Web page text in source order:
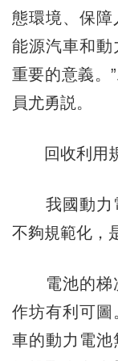
態環境、保障
能源汽車和動
重要的意義。
員尤勇説。
回收利用規
我國動力電
不夠規範化，
電池的梯次
作坊有利可圖
車的動力電池